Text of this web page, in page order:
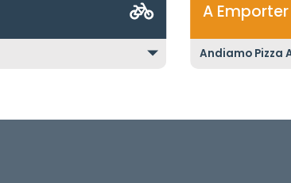
A Emporter